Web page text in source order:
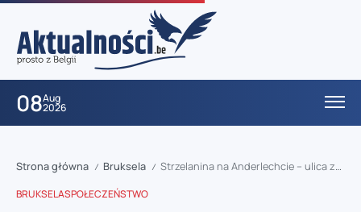
08Aug
2026
Strona główna / Bruksela / Strzelanina na Anderlechcie – ulica zamknięta, na miejscu duże siły policji
BRUKSELASPOŁECZEŃSTWO